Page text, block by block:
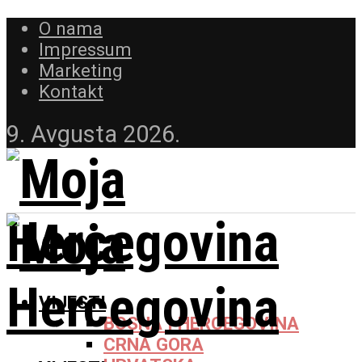
O nama
Impressum
Marketing
Kontakt
9. Avgusta 2026.
VIJESTI
BOSNA I HERCEGOVINA
CRNA GORA